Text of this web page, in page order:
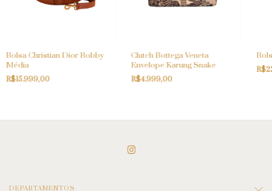
Bolsa Christian Dior Bobby
Média
R$15.999,00
Clutch Bottega Veneta
Envelope Karung Snake
R$4.999,00
DEPARTAMENTOS